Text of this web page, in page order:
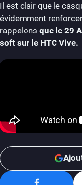
Il est clair que le
évidemment
rappelons que le 29
soft sur le HTC Vive.